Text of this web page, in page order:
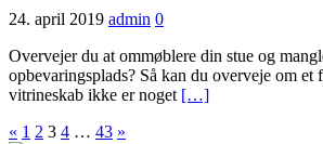
24. april 2019 admin 0
Overvejer du at ommøblere din stue og
opbevaringsplads? Så kan du overveje om
vitrineskab ikke er noget […]
Indlægsinddeling
« 1 2 3 4 … 43 »